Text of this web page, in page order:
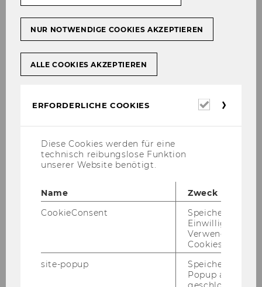
Zen­trum für Non­pro­fit -​
Organistionen und So­cial Im­
pact | Online-​Buch zur Di­gi­ta­
li­sie­rung in der Lang­zeit­pfle­ge
in Nie­der­ös­ter­reich er­schie­nen
Wel­chen Platz haben di­gi­ta­le und tech­ni­sche
NUR NOTWENDIGE COOKIES AKZEPTIEREN
ALLE COOKIES AKZEPTIEREN
ERFORDERLICHE COOKIES
Diese Cookies werden für eine
technisch reibungslose Funktion
unserer Website benötigt.
Name
Zweck
CookieConsent
Speichert Ihre
Einwilligung zur
Verwendung von
Cookies.
site-popup
Speichert ob ein
Popup